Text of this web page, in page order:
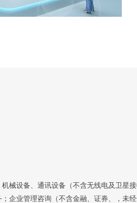
械设备、通讯设备（不含无线电及卫星
企业管理咨询（不含金融、证券、，未经